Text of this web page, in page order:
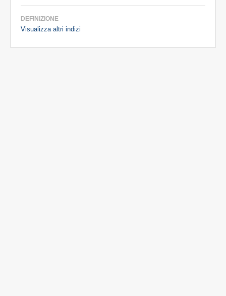
DEFINIZIONE
Visualizza altri indizi